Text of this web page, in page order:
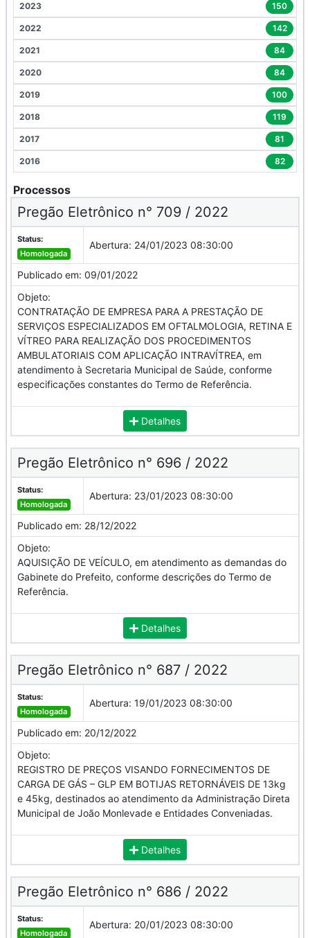
2023 150
2022 142
2021 84
2020 84
2019 100
2018 119
2017 81
2016 82
Processos
Pregão Eletrônico n° 709 / 2022
Status:
Homologada
Abertura: 24/01/2023 08:30:00
Publicado em: 09/01/2022
Objeto:
CONTRATAÇÃO DE EMPRESA PARA A PRESTAÇÃO DE
SERVIÇOS ESPECIALIZADOS EM OFTALMOLOGIA, RETINA E
VÍTREO PARA REALIZAÇÃO DOS PROCEDIMENTOS
AMBULATORIAIS COM APLICAÇÃO INTRAVÍTREA, em
atendimento à Secretaria Municipal de Saúde, conforme
especificações constantes do Termo de Referência.
Detalhes
Pregão Eletrônico n° 696 / 2022
Status:
Homologada
Abertura: 23/01/2023 08:30:00
Publicado em: 28/12/2022
Objeto:
AQUISIÇÃO DE VEÍCULO, em atendimento as demandas do
Gabinete do Prefeito, conforme descrições do Termo de
Referência.
Detalhes
Pregão Eletrônico n° 687 / 2022
Status:
Homologada
Abertura: 19/01/2023 08:30:00
Publicado em: 20/12/2022
Objeto:
REGISTRO DE PREÇOS VISANDO FORNECIMENTOS DE
CARGA DE GÁS – GLP EM BOTIJAS RETORNÁVEIS DE 13kg
e 45kg, destinados ao atendimento da Administração Direta
Municipal de João Monlevade e Entidades Conveniadas.
Detalhes
Pregão Eletrônico n° 686 / 2022
Status:
Homologada
Abertura: 20/01/2023 08:30:00